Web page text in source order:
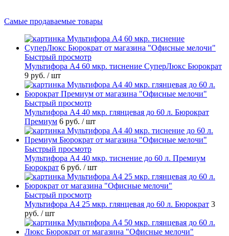
Самые продаваемые товары
Быстрый просмотр
Мультифора А4 60 мкр. тиснение СуперЛюкс Бюрократ
9 руб. / шт
Быстрый просмотр
Мультифора А4 40 мкр. глянцевая до 60 л. Бюрократ
Премиум 6 руб. / шт
Быстрый просмотр
Мультифора А4 40 мкр. тиснение до 60 л. Премиум
Бюрократ 6 руб. / шт
Быстрый просмотр
Мультифора А4 25 мкр. глянцевая до 60 л. Бюрократ 3
руб. / шт